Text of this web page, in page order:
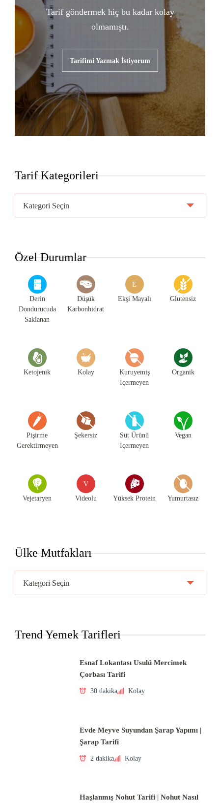
Tarif göndermek hiç bu kadar kolay
olmamıştı.
Tarifimi Yazmak İstiyorum
Tarif Kategorileri
Kategorileri
Özel Durumlar
Derin
Dondurucuda
Saklanan
Düşük
Karbonhidrat
E
Ekşi Mayalı Glutensiz
Ketojenik Kolay
Kuruyemiş
İçermeyen
Organik
Pişirme
Gerektirmeyen
Şekersiz
Süt Ürünü
İçermeyen
Vegan
Vejetaryen
V
Videolu Yüksek Protein Yumurtasız
Ülke Mutfakları
Mutfakları
Trend Yemek Tarifleri
Esnaf Lokantası Usulü Mercimek
Çorbası Tarifi
30 dakika Kolay
Evde Meyve Suyundan Şarap Yapımı |
Şarap Tarifi
2 dakika Kolay
Haşlanmış Nohut Tarifi | Nohut Nasıl